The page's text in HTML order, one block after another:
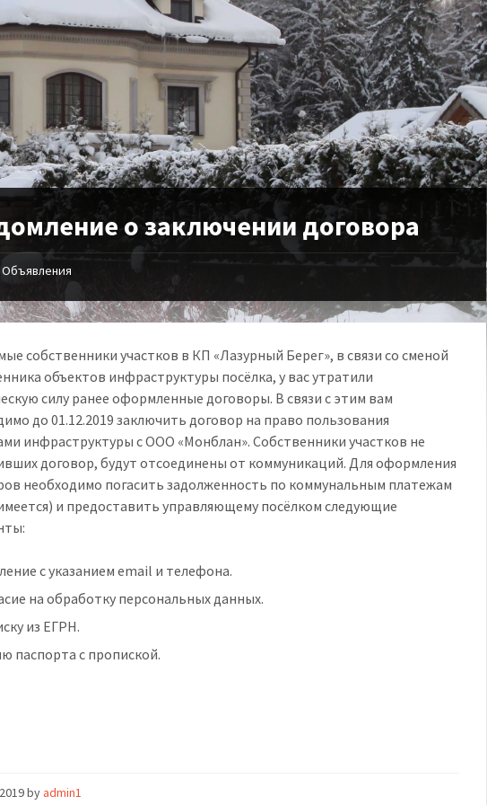
о заключении договора
Объявления
собственники участков в КП «Лазурный Берег», в связи со сменой
объектов инфраструктуры посёлка, у вас утратили
силу ранее оформленные договоры. В связи с этим вам
до 01.12.2019 заключить договор на право пользования
инфраструктуры с ООО «Монблан». Собственники участков не
договор, будут отсоединены от коммуникаций. Для оформления
необходимо погасить задолженность по коммунальным платежам
и предоставить управляющему посёлком следующие
с указанием email и телефона.
на обработку персональных данных.
из ЕГРН.
паспорта с пропиской.
byadmin1